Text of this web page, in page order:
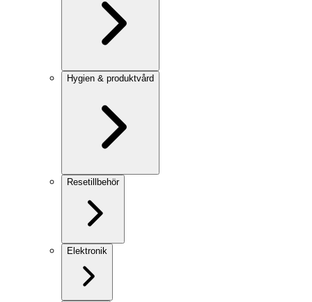
Hygien & produktvård
Resetillbehör
Elektronik